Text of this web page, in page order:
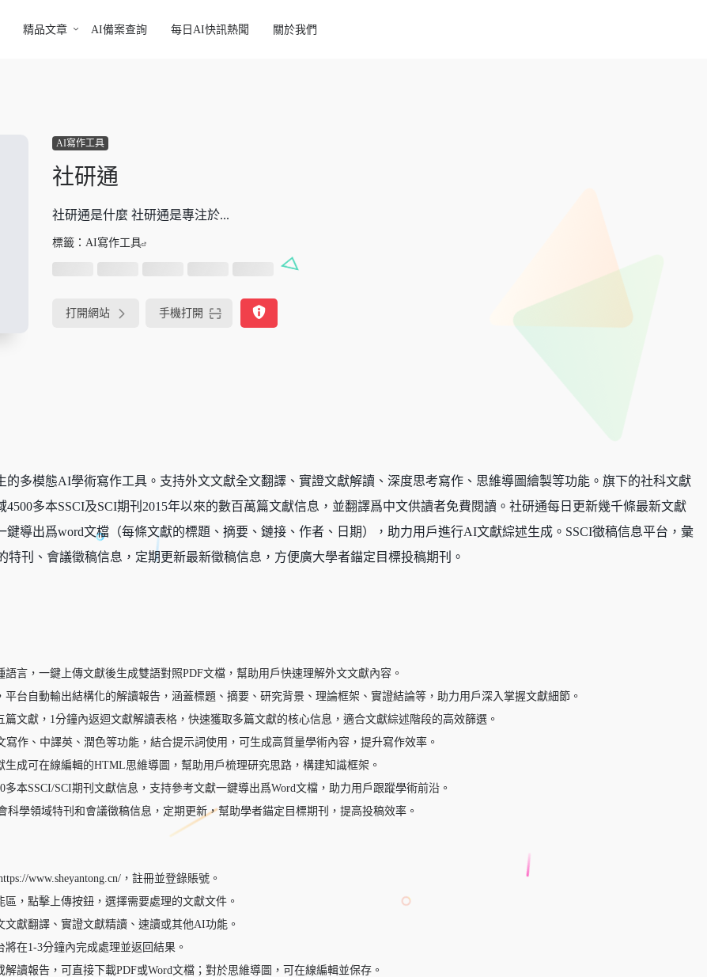
精品文章 AI備案查詢 每日AI快訊熱聞 關於我們
AI寫作工具
社研通
社研通是什麼 社研通是專注於...
標籤： AI寫作工具
打開網站 手機打開
的多模態AI學術寫作工具。支持外文文獻全文翻譯、實證文獻解讀、深度思考寫作、思維導圖繪製等功能。旗下的社科文獻
多本SSCI及SCI期刊2015年以來的數百萬篇文獻信息，並翻譯爲中文供讀者免費閱讀。社研通每日更新幾千條最新文獻
鍵導出爲word文檔（每條文獻的標題、摘要、鏈接、作者、日期），助力用戶進行AI文獻綜述生成。SSCI徵稿信息平台，彙
特刊、會議徵稿信息，定期更新最新徵稿信息，方便廣大學者錨定目標投稿期刊。
語言，一鍵上傳文獻後生成雙語對照PDF文檔，幫助用戶快速理解外文文獻內容。
平台自動輸出結構化的解讀報告，涵蓋標題、摘要、研究背景、理論框架、實證結論等，助力用戶深入掌握文獻細節。
篇文獻，1分鐘內返迴文獻解讀表格，快速獲取多篇文獻的核心信息，適合文獻綜述階段的高效篩選。
寫作、中譯英、潤色等功能，結合提示詞使用，可生成高質量學術內容，提升寫作效率。
生成可在線編輯的HTML思維導圖，幫助用戶梳理研究思路，構建知識框架。
多本SSCI/SCI期刊文獻信息，支持參考文獻一鍵導出爲Word文檔，助力用戶跟蹤學術前沿。
科學領域特刊和會議徵稿信息，定期更新，幫助學者錨定目標期刊，提高投稿效率。
www.sheyantong.cn/，註冊並登錄賬號。
區，點擊上傳按鈕，選擇需要處理的文獻文件。
文獻翻譯、實證文獻精讀、速讀或其他AI功能。
將在1-3分鐘內完成處理並返回結果。
解讀報告，可直接下載PDF或Word文檔；對於思維導圖，可在線編輯並保存。